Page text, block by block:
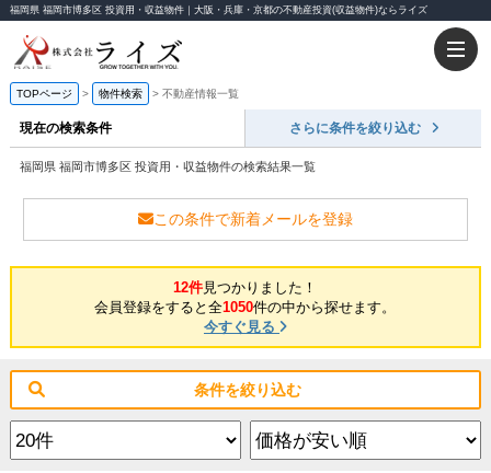
福岡県 福岡市博多区 投資用・収益物件｜大阪・兵庫・京都の不動産投資(収益物件)ならライズ
TOPページ 物件検索 不動産情報一覧
現在の検索条件 さらに条件を絞り込む
福岡県 福岡市博多区 投資用・収益物件の検索結果一覧
この条件で新着メールを登録
12件見つかりました！
会員登録をすると全1050件の中から探せます。
今すぐ見る
条件を絞り込む